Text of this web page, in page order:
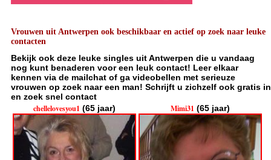
Vrouwen uit Antwerpen ook beschikbaar en actief op zoek naar leuke
contacten
Bekijk ook deze leuke singles uit Antwerpen die u vandaag
nog kunt benaderen voor een leuk contact! Leer elkaar
kennen via de mailchat of ga videobellen met serieuze
vrouwen op zoek naar een man! Schrijft u zichzelf ook gratis in
en zoek snel contact
chellelovesyou1 (65 jaar) Mimi31 (65 jaar)